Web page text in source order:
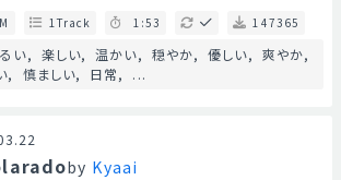
1Track 1:53 147365
い 楽しい 温かい 穏やか 優しい
爽やか
慎ましい 日常 ...
by Kyaai